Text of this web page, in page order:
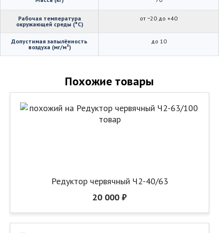
Рабочая температура
окружающей среды (°C)
от −20 до +40
Допустимая запылённость
воздуха (мг/м³)
до 10
Похожие товары
Редуктор червячный Ч2-40/63
20 000 ₽